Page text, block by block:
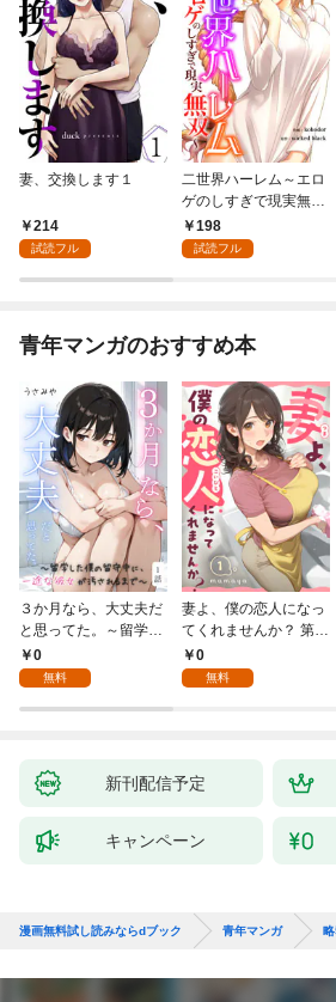
妻、交換します１
214
試読フル
二世界ハーレム～エロ
ゲのしすぎで現実無双
～１198
試読フル
青年マンガのおすすめ本
３か月なら、大丈夫だ
と思ってた。～留学し
た僕の留守中に、一途
な彼女が汚されるまで
0
無料
妻よ、僕の恋人になっ
てくれませんか？ 第1
話0
無料
新刊配信予定
キャンペーン
漫画無料試し読みならdブック 青年マンガ